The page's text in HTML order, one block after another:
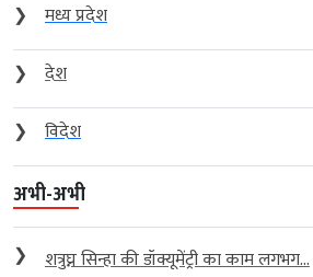
❯
मध्य प्रदेश
❯
देश
❯
विदेश
अभी-अभी
❯ शत्रुघ्न सिन्हा की डॉक्यूमेंट्री का काम लगभग...